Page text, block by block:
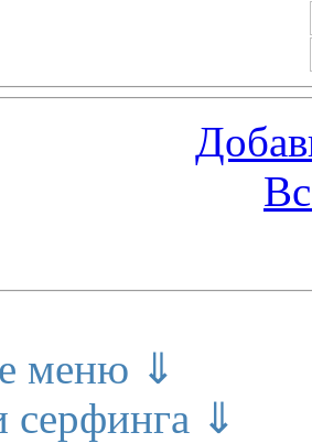
меню ⇓
серфинга ⇓